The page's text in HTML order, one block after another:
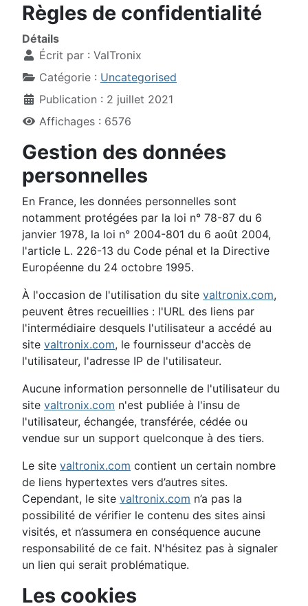
Règles de confidentialité
Détails
Écrit par : ValTronix
Catégorie : Uncategorised
Publication : 2 juillet 2021
Affichages : 6576
Gestion des données
personnelles
En France, les données personnelles sont
notamment protégées par la loi n° 78-87 du 6
janvier 1978, la loi n° 2004-801 du 6 août 2004,
l'article L. 226-13 du Code pénal et la Directive
Européenne du 24 octobre 1995.
À l'occasion de l'utilisation du site valtronix.com,
peuvent êtres recueillies : l'URL des liens par
l'intermédiaire desquels l'utilisateur a accédé au
site valtronix.com, le fournisseur d'accès de
l'utilisateur, l'adresse IP de l'utilisateur.
Aucune information personnelle de l'utilisateur du
site valtronix.com n'est publiée à l'insu de
l'utilisateur, échangée, transférée, cédée ou
vendue sur un support quelconque à des tiers.
Le site valtronix.com contient un certain nombre
de liens hypertextes vers d’autres sites.
Cependant, le site valtronix.com n’a pas la
possibilité de vérifier le contenu des sites ainsi
visités, et n’assumera en conséquence aucune
responsabilité de ce fait. N'hésitez pas à signaler
un lien qui serait problématique.
Les cookies